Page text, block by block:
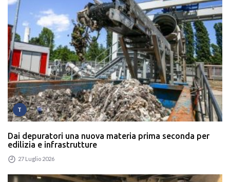
T
Dai depuratori una nuova materia prima seconda per
edilizia e infrastrutture
27 Luglio 2026